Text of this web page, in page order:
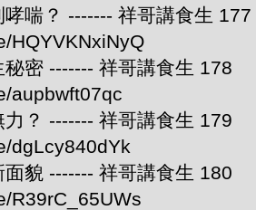
喘？ ------- 祥哥講食生 177
HQYVKNxiNyQ
秘密 ------- 祥哥講食生 178
aupbwft07qc
？ ------- 祥哥講食生 179
dgLcy840dYk
面貌 ------- 祥哥講食生 180
R39rC_65UWs